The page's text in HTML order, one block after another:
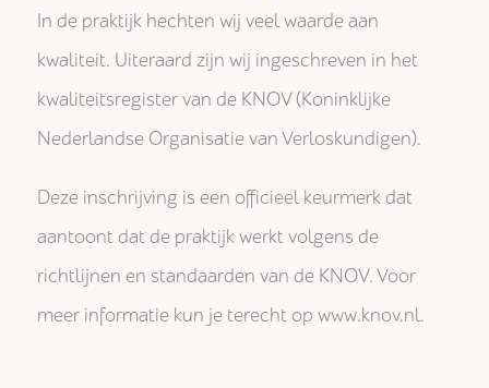
In de praktijk hechten wij veel waarde aan
kwaliteit. Uiteraard zijn wij ingeschreven in het
kwaliteitsregister van de KNOV (Koninklijke
Nederlandse Organisatie van Verloskundigen).
Deze inschrijving is een officieel keurmerk dat
aantoont dat de praktijk werkt volgens de
richtlijnen en standaarden van de KNOV. Voor
meer informatie kun je terecht op www.knov.nl.